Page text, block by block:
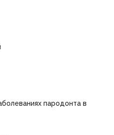
пародонта в